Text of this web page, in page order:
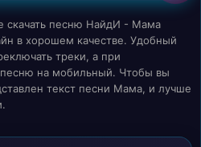
скачать песню НайдИ - Мама
в хорошем качестве. Удобный
треки, а при
на мобильный. Чтобы вы
текст песни Мама, и лучше